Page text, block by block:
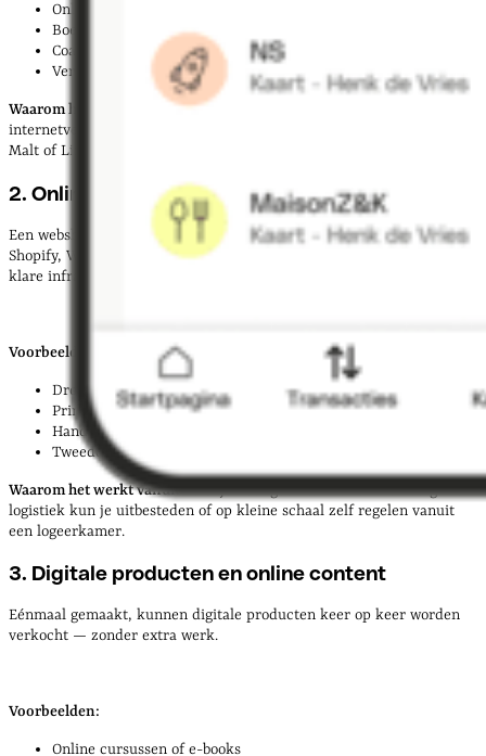
Online marketeer of SEO-specialist
Boekhouder of financieel adviseur
Coach of trainer (online)
Vertalers of transcriptionisten
Waarom het werkt vanuit huis:
internetverbinding en je expertise nodig. Platformsites zoals Fiverr,
Malt of LinkedIn helpen je aan je eerste opdrachten.
2. Online handel en e-commerce
Een webshop starten is in 2026 makkelijker dan ooit. Platforms als
Shopify, WooCommerce of Bol.com Verkopen bieden een kant-en-
klare infrastructuur.
Voorbeelden:
Dropshipping (je verkoopt producten zonder voorraad)
Print-on-demand (kleding, accessoires met eigen ontwerpen)
Handgemaakte producten via Etsy of eigen webshop
Tweedehands goederen via Vinted of Marktplaats
Waarom het werkt vanuit huis:je hebt geen winkelruimte nodig. De
logistiek kun je uitbesteden of op kleine schaal zelf regelen vanuit
een logeerkamer.
3. Digitale producten en online content
Eénmaal gemaakt, kunnen digitale producten keer op keer worden
verkocht — zonder extra werk.
Voorbeelden:
Online cursussen of e-books